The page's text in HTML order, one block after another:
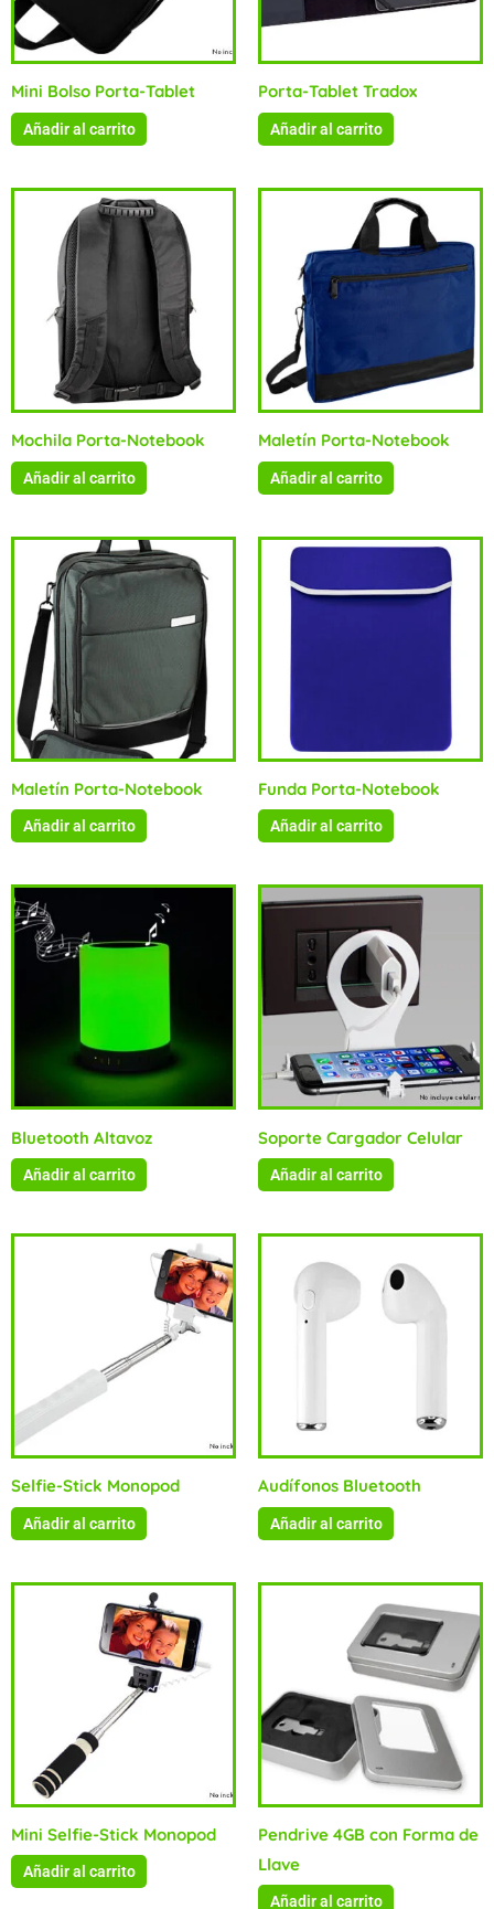
Mini Bolso Porta-Tablet
Añadir al carrito
Porta-Tablet Tradox
Añadir al carrito
Mochila Porta-Notebook
Añadir al carrito
Maletín Porta-Notebook
Añadir al carrito
Maletín Porta-Notebook
Añadir al carrito
Funda Porta-Notebook
Añadir al carrito
Bluetooth Altavoz
Añadir al carrito
Soporte Cargador Celular
Añadir al carrito
Selfie-Stick Monopod
Añadir al carrito
Audífonos Bluetooth
Añadir al carrito
Mini Selfie-Stick Monopod
Añadir al carrito
Pendrive 4GB con Forma de
Llave
Añadir al carrito